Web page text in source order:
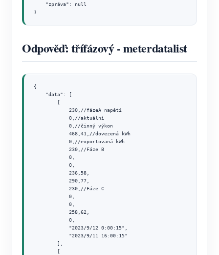
    "zpráva": null
}
Odpověď: třífázový - meterdatalist
{
    "data": [
            230,//fázeA napětí
            0,//aktuální
            0,//činný výkon
            468,41,//dovezená kWh
            0,//exportovaná kWh
            230,//Fáze B
            0,
            0,
            236,58,
            290,77,
            230,//Fáze C
            0,
            0,
            258,62,
            0,
            "2023/9/12 0:00:15",
            "2023/9/11 16:00:15"
        ],